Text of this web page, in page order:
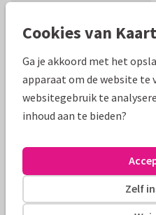
Productinformatie
Een grappige
aanpassen. Van Harte
Alle kaarten zijn helemaal
Cookies van
Ga je akkoord met het
apparaat om de website te
websitegebruik te
inhoud aan te bieden?
Zelf